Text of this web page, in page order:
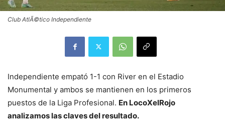
Club AtlÃ©tico Independiente
Independiente empató 1-1 con River en el Estadio
Monumental y ambos se mantienen en los primeros
puestos de la Liga Profesional. En LocoXelRojo
analizamos las claves del resultado.